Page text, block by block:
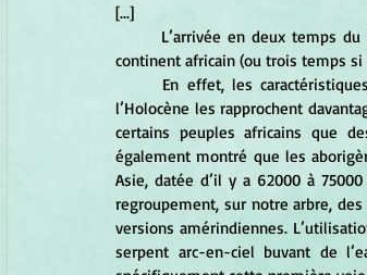
[...]
continent africain (ou trois temps
l’Holocène les rapprochent
certains peuples africains que
également montré que les
Asie, datée d’il y a 62000 à
regroupement, sur notre arbre,
versions amérindiennes.
serpent arc-en-ciel buvant de